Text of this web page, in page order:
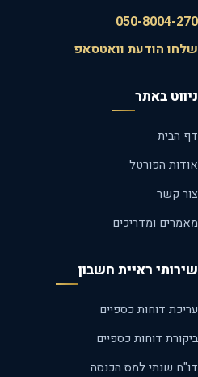
050-8004-
הודעת וואטסאפ
באתר
הבית
הפורטל
קשר
ומדריכים
ראיית חשבון
דוחות כספיים
דוחות כספיים
שנתי למס הכנסה